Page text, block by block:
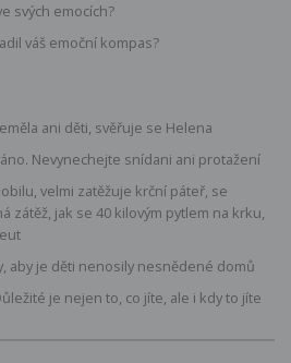
svých emocích?
váš emoční kompas?
ani děti, svěřuje se Helena
Nevynechejte snídani ani protažení
velmi zatěžuje krční páteř, se
zátěž, jak se 40 kilovým pytlem na krku,
aby je děti nenosily nesnědené domů
je nejen to, co jíte, ale i kdy to jíte